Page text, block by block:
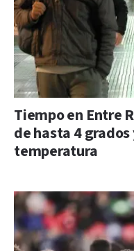
Tiempo en Entre
de hasta 4
temperatura